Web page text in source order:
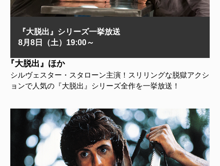
『大脱出』シリーズ一挙放送
8月8日（土）19:00～
『大脱出』ほか
シルヴェスター・スタローン主演！スリリングな脱獄アクシ
ョンで人気の『大脱出』シリーズ全作を一挙放送！